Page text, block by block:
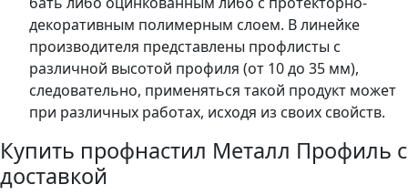
декоративным полимерным слоем. В линейке
производителя представлены профлисты с
различной высотой профиля (от 10 до 35 мм),
следовательно, применяться такой продукт может
при различных работах, исходя из своих свойств.
Купить профнастил Металл Профиль с
доставкой